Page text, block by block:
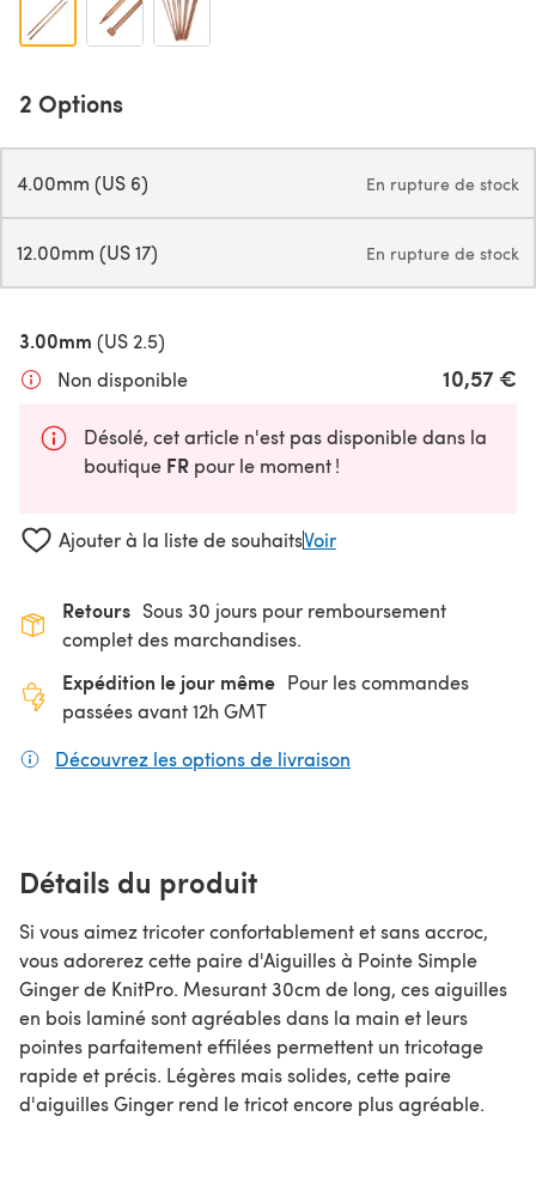
2 Options
4.00mm (US 6) En rupture de stock
12.00mm (US 17) En rupture de stock
3.00mm (US 2.5)
Non disponible
10,57 €
Désolé, cet article n'est pas disponible dans la
boutique FR pour le moment !
Ajouter à la liste de souhaitsVoir
Retours Sous 30 jours pour remboursement
complet des marchandises.
Expédition le jour même Pour les commandes
passées avant 12h GMT
Découvrez les options de livraison
Détails du produit
Si vous aimez tricoter confortablement et sans accroc,
vous adorerez cette paire d'Aiguilles à Pointe Simple
Ginger de KnitPro. Mesurant 30cm de long, ces aiguilles
en bois laminé sont agréables dans la main et leurs
pointes parfaitement effilées permettent un tricotage
rapide et précis. Légères mais solides, cette paire
d'aiguilles Ginger rend le tricot encore plus agréable.